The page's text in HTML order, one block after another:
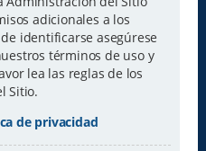
adicionales a los
identificarse asegúrese
términos de uso y
lea las reglas de los
Sitio.
de privacidad